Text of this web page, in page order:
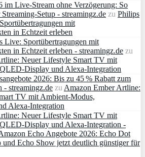
im Live-Stream ohne Verzögerung: So
Setup - streamingz.de zu Philips
mit
in Echtzeit erleben
Live: Sportübertragungen mit
in Echtzeit erleben - streamingz.de zu
Neuer Lifestyle Smart TV mit
und Alexa‑Integration
2026: Bis zu 45 % Rabatt zum
- streamingz.de zuAmazon Ember Artline:
TV mit Ambient‑Modus,
Alexa‑Integration
Neuer Lifestyle Smart TV mit
und Alexa‑Integration -
Echo Angebote 2026: Echo Dot
Echo Show jetzt deutlich günstiger für